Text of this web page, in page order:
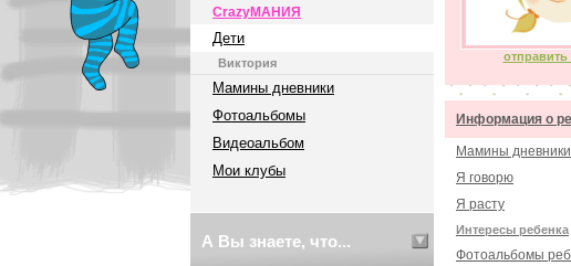
CrazyМАНИЯ
Дети
Виктория
Мамины дневники
Фотоальбомы
Видеоальбом
Мои клубы
А Вы знаете, что...
Информация о
Мамины дневники
Я говорю
Я расту
Интересы ребенка
Фотоальбомы